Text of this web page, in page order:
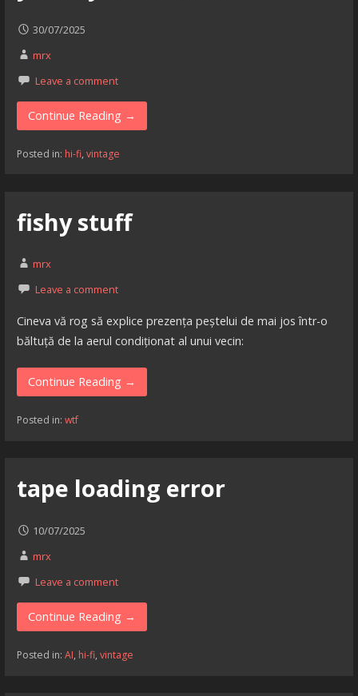
30/07/2025
mrx
Leave a comment
Continue Reading →
Posted in: hi-fi, vintage
fishy stuff
mrx
Leave a comment
Cineva vă rog să explice prezența peștelui de mai jos într-o
băltuță de la aerul condiționat al unui vecin:
Continue Reading →
Posted in: wtf
tape loading error
10/07/2025
mrx
Leave a comment
Continue Reading →
Posted in: AI, hi-fi, vintage